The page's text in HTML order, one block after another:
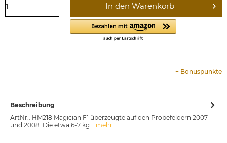
In den Warenkorb
+ Bonuspunkte
Beschreibung
ArtNr.: HM218 Magician F1 überzeugte auf den Probefeldern 2007
und 2008. Die etwa 6-7 kg... mehr